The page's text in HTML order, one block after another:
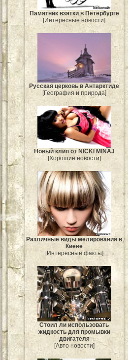
Памятник взятки в Петербурге
[Интересные новости]
Русская церковь в Антарктиде
[География и природа]
Новый клип от NICKI MINAJ
[Хорошие новости]
Различные виды мелирования в
Киеве
[Интересные факты]
Стоил ли использовать
жидкость для промывки
двигателя
[Авто новости]